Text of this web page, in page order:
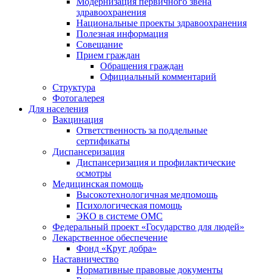
здравоохранения
Национальные проекты здравоохранения
Полезная информация
Совещание
Прием граждан
Обращения граждан
Официальный комментарий
Структура
Фотогалерея
Для населения
Вакцинация
Ответственность за поддельные
сертификаты
Диспансеризация
Диспансеризация и профилактические
осмотры
Медицинская помощь
Высокотехнологичная медпомощь
Психологическая помощь
ЭКО в системе ОМС
Федеральный проект «Государство для людей»
Лекарственное обеспечение
Фонд «Круг добра»
Наставничество
Нормативные правовые документы